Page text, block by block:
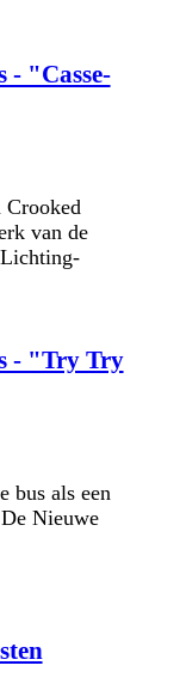
- "Casse-
Crooked
van de
- "Try Try
bus als een
Nieuwe